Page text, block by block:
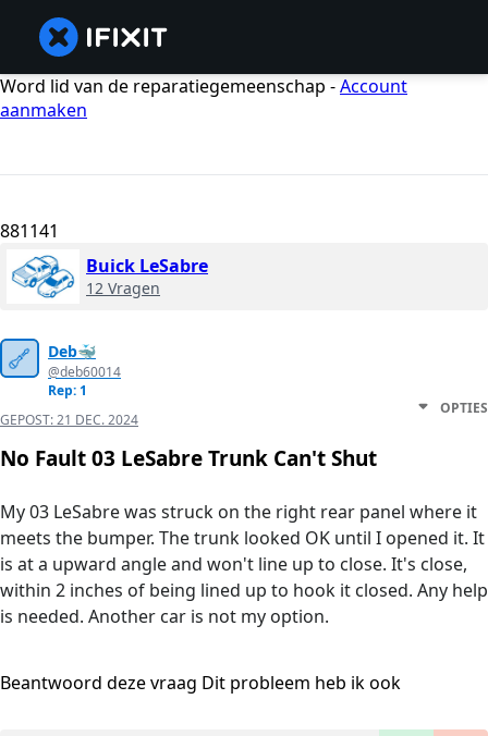
Word lid van de reparatiegemeenschap -Account
aanmaken
881141
Buick LeSabre
12 Vragen
Deb🐳
@deb60014
Rep: 1
GEPOST:21 DEC. 2024
OPTIES
No Fault 03 LeSabre Trunk Can't Shut
My 03 LeSabre was struck on the right rear panel where it
meets the bumper. The trunk looked OK until I opened it. It
is at a upward angle and won't line up to close. It's close,
within 2 inches of being lined up to hook it closed. Any help
is needed. Another car is not my option.
Beantwoord deze vraag Dit probleem heb ik ook